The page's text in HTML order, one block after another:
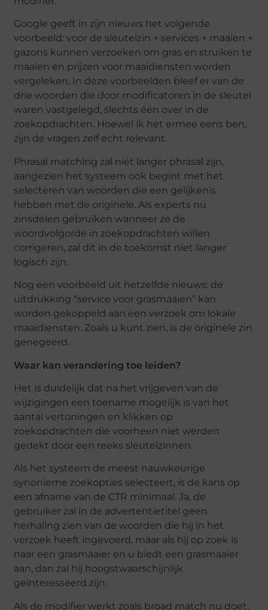
Google geeft in zijn nieuws het volgende
voorbeeld: voor de sleutelzin + services + maaien +
gazons kunnen verzoeken om gras en struiken te
maaien en prijzen voor maaidiensten worden
vergeleken. In deze voorbeelden bleef er van de
drie woorden die door modificatoren in de sleutel
waren vastgelegd, slechts één over in de
zoekopdrachten. Hoewel ik het ermee eens ben,
zijn de vragen zelf echt relevant.
Phrasal matching zal niet langer phrasal zijn,
aangezien het systeem ook begint met het
selecteren van woorden die een gelijkenis
hebben met de originele. Als experts nu
zinsdelen gebruiken wanneer ze de
woordvolgorde in zoekopdrachten willen
corrigeren, zal dit in de toekomst niet langer
logisch zijn.
Nog een voorbeeld uit hetzelfde nieuws: de
uitdrukking “service voor grasmaaien” kan
worden gekoppeld aan een verzoek om lokale
maaidiensten. Zoals u kunt zien, is de originele zin
genegeerd.
Waar kan verandering toe leiden?
Het is duidelijk dat na het vrijgeven van de
wijzigingen een toename mogelijk is van het
aantal vertoningen en klikken op
zoekopdrachten die voorheen niet werden
gedekt door een reeks sleutelzinnen.
Als het systeem de meest nauwkeurige
synonieme zoekopties selecteert, is de kans op
een afname van de CTR minimaal. Ja, de
gebruiker zal in de advertentietitel geen
herhaling zien van de woorden die hij in het
verzoek heeft ingevoerd, maar als hij op zoek is
naar een grasmaaier en u biedt een grasmaaier
aan, dan zal hij hoogstwaarschijnlijk
geïnteresseerd zijn.
Als de modifier werkt zoals broad match nu doet,